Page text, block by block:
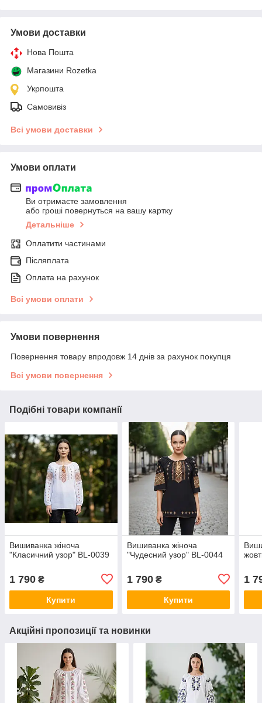
Умови доставки
Нова Пошта
Магазини Rozetka
Укрпошта
Самовивіз
Всі умови доставки
Умови оплати
Ви отримаєте замовлення
або гроші повернуться на вашу картку
Детальніше
Оплатити частинами
Післяплата
Оплата на рахунок
Всі умови оплати
Умови повернення
Повернення товару впродовж 14 днів за рахунок покупця
Всі умови повернення
Подібні товари компанії
Вишиванка жіноча
"Класичний узор" BL-0039
1 790 ₴
Купити
Вишиванка жіноча
"Чудесний узор" BL-0044
1 790₴
Купити
1
Акційні пропозиції та новинки